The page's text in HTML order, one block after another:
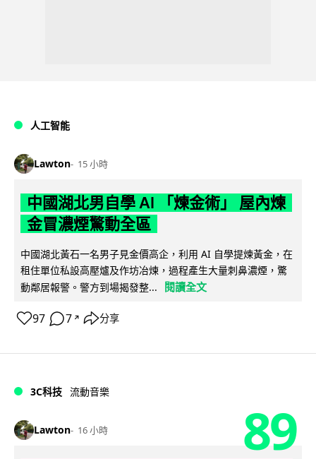
人工智能
Lawton 15 小時
中國湖北男自學 AI 「煉金術」 屋內煉
金冒濃煙驚動全區
中國湖北黃石一名男子見金價高企，利用 AI 自學提煉黃金，在
租住單位私設高壓爐及作坊冶煉，過程產生大量刺鼻濃煙，驚
動鄰居報警。警方到場揭發整...
閱讀全文
97 7 ↗ 分享
3C科技 流動音樂
Lawton 16 小時 89